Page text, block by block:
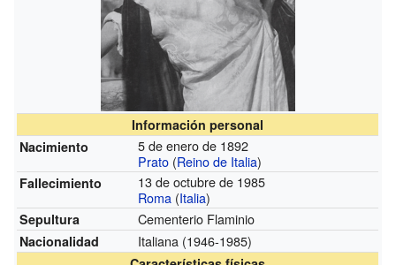
Información personal
Nacimiento
5 de enero de 1892
Prato (Reino de Italia)
Fallecimiento
13 de octubre de 1985
Roma (Italia)
Sepultura Cementerio Flaminio
Nacionalidad Italiana (1946-1985)